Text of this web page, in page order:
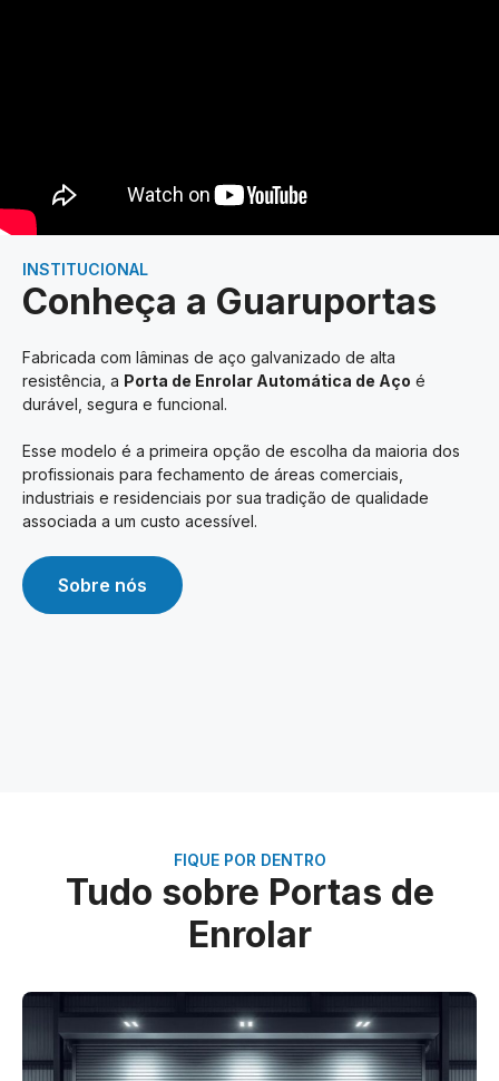
INSTITUCIONAL
Conheça a Guaruportas
Fabricada com lâminas de aço galvanizado de alta
resistência, a Porta de Enrolar Automática de Aço é
durável, segura e funcional.
Esse modelo é a primeira opção de escolha da maioria dos
profissionais para fechamento de áreas comerciais,
industriais e residenciais por sua tradição de qualidade
associada a um custo acessível.
Sobre nós
FIQUE POR DENTRO
Tudo sobre Portas de
Enrolar